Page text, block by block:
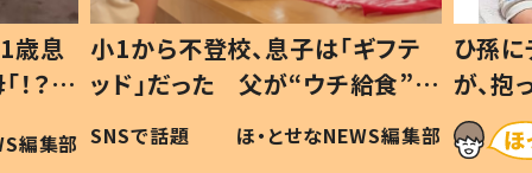
歳息
？」
編集部
小1から不登校、息子は「ギフテ
ッド」だった 父が“ウチ給食”を
作り続ける理由とは #令和の親
#令和の子
SNSで話題 ほ・とせなNEWS編集部
ひ孫
が、
「涙が
い」